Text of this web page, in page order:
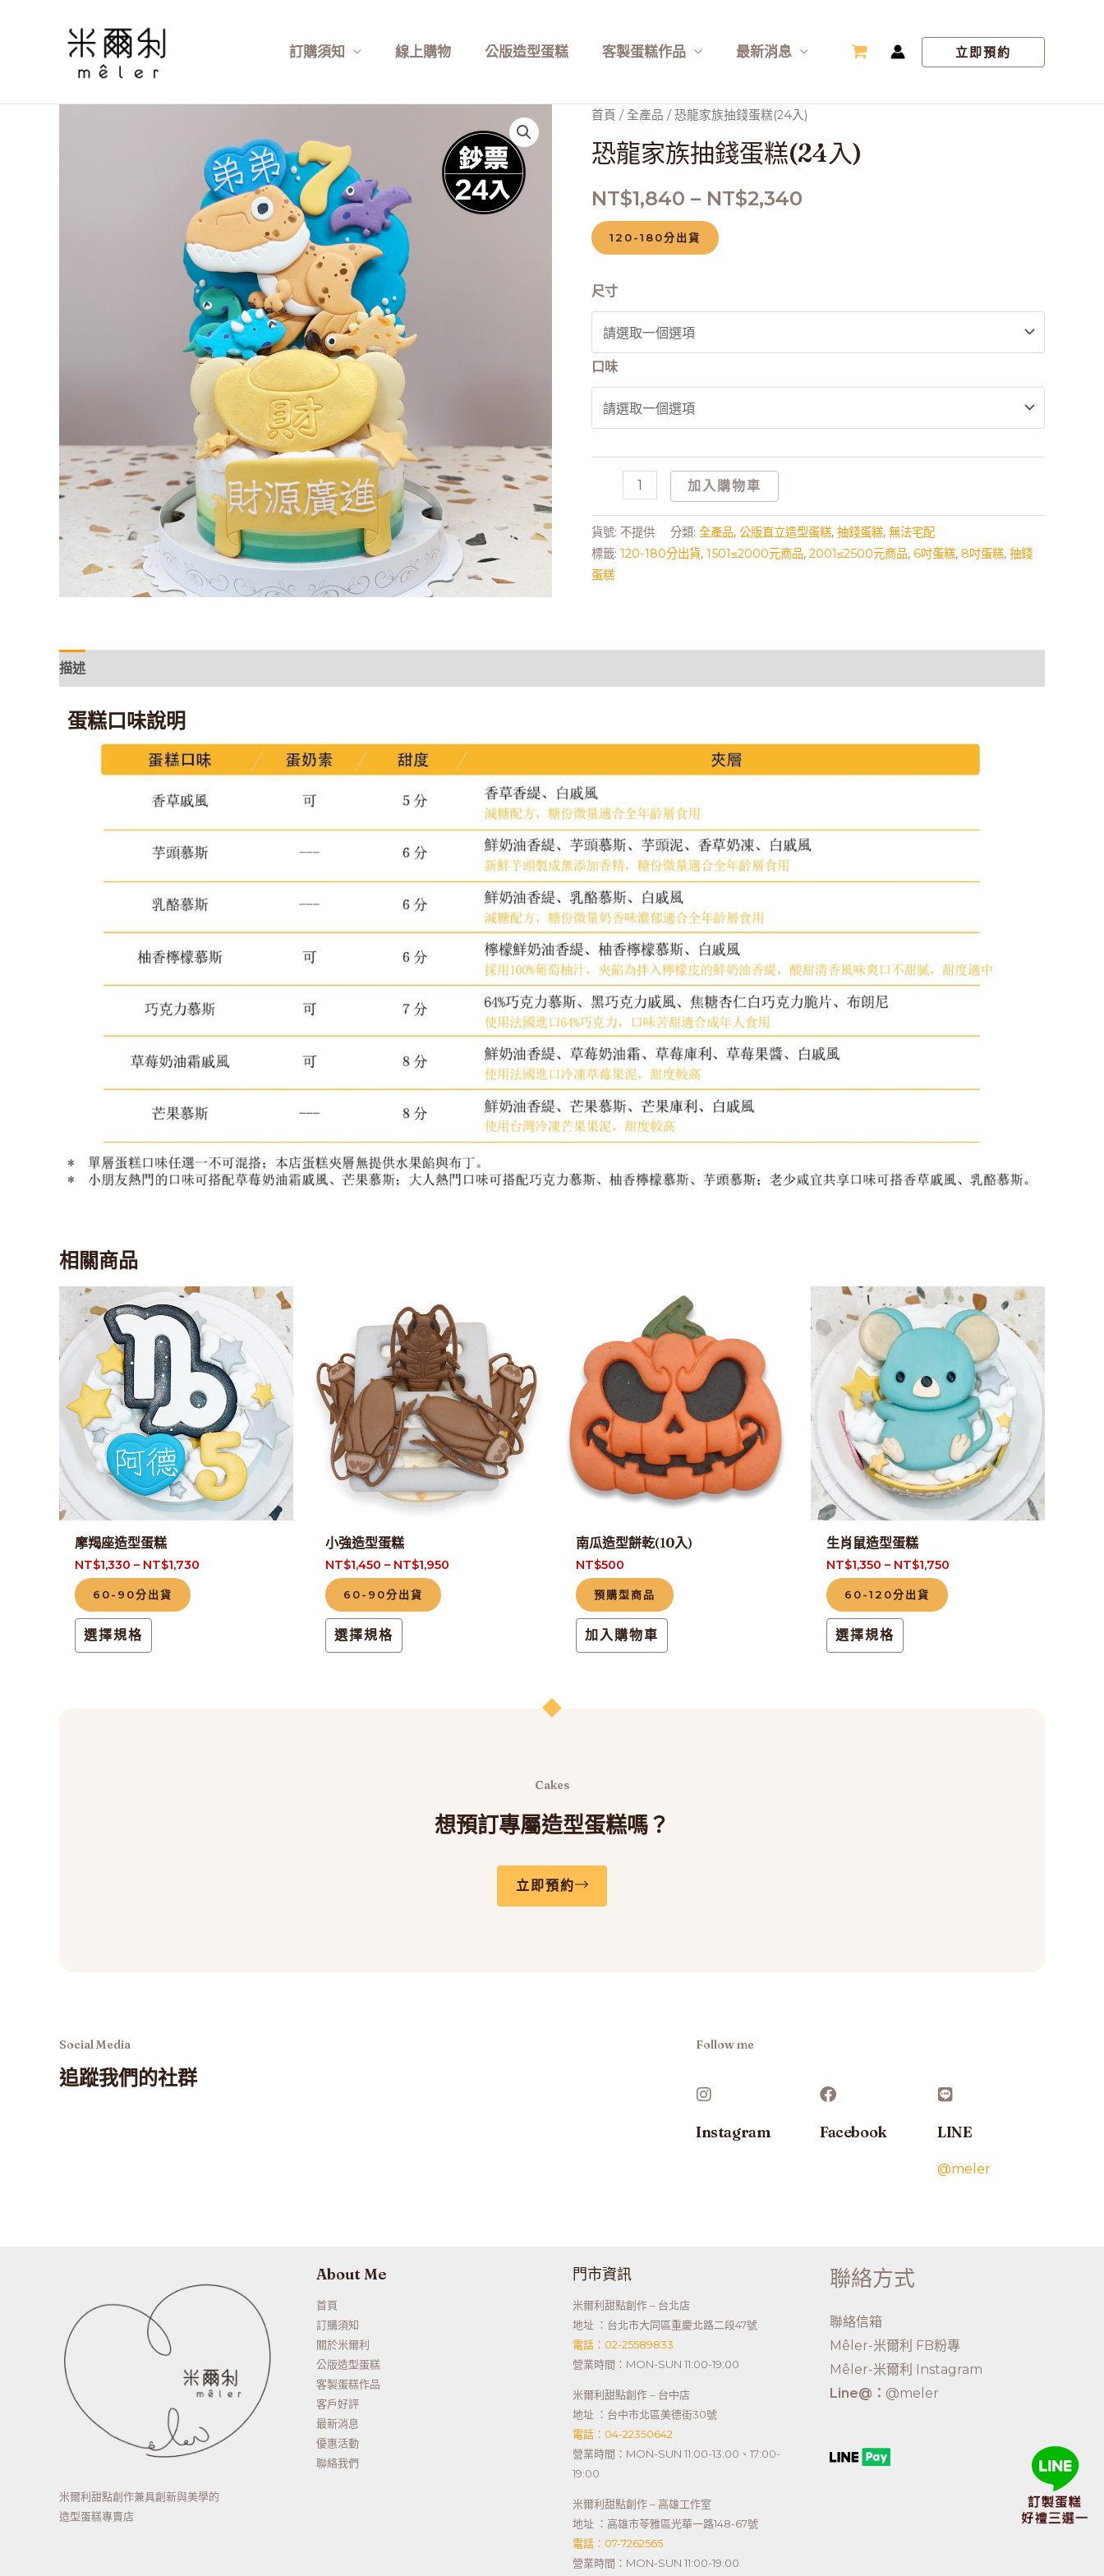
訂購須知 線上購物 公版造型蛋糕 客製蛋糕作品 最新消息 立即預約
首頁 /全產品 / 恐龍家族抽錢蛋糕(24入)
恐龍家族抽錢蛋糕(24入)
NT$1,840 – NT$2,340
120-180分出貨
尺寸
口味
恐
龍
家
抽
錢
蛋
糕
入)
數
量
加入購物車
貨號: 不提供 分類: 全產品, 公版直立造型蛋糕, 抽錢蛋糕, 無法宅配
標籤: 120-180分出貨, 1501≤2000元商品, 2001≤2500元商品, 6吋蛋糕, 8吋蛋糕, 抽錢
蛋糕
描述
蛋糕口味說明
相關商品
摩羯座造型蛋糕
NT$1,330 – NT$1,730
60-90分出貨
選擇規格
此
產
品
有
多
種
款
式。
可
在
產
品
擇
小強造型蛋糕
NT$1,450 – NT$1,950
60-90分出貨
選擇規格
產
品
有
多
種
款
式。
可
在
產
品
擇
南瓜造型餅乾(10入)
NT$500
預購型商品
加入購物車
生肖鼠造型蛋糕
NT$1,350 – NT$1,750
60-120分出貨
選擇規格
此
產
有
多
種
式。
可
在
產
品
擇
Cakes
想預訂專屬造型蛋糕嗎？
立即預約
Social Media
追蹤我們的社群
Follow me
Instagram Facebook LINE
@meler
米爾利甜點創作兼具創新與美學的
造型蛋糕專賣店
About Me
首頁
訂購須知
關於米爾利
公版造型蛋糕
客製蛋糕作品
客戶好評
最新消息
優惠活動
聯絡我們
門市資訊
米爾利甜點創作 – 台北店
地址 ：台北市大同區重慶北路二段47號
電話：02-25589833
營業時間：MON-SUN 11:00-19:00
米爾利甜點創作 – 台中店
地址 ：台中市北區美德街30號
電話：04-22350642
營業時間：MON-SUN 11:00-13:00、17:00-
19:00
米爾利甜點創作 – 高雄工作室
地址 ：高雄市苓雅區光華一路148-67號
電話：07-7262565
營業時間：MON-SUN 11:00-19:00
聯絡方式
聯絡信箱
Mêler-米爾利 FB粉專
Mêler-米爾利 Instagram
Line@： @meler